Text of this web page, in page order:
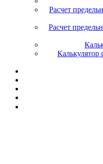
Расчет
Расчет
Калькулятор